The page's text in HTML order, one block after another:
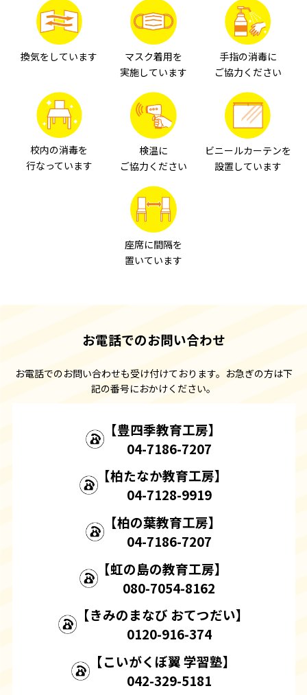
換気をしています
マスク着用を
実施しています
手指の消毒に
ご協力ください
校内の消毒を
行なっています
検温に
ご協力ください
ビニールカーテンを
設置しています
座席に間隔を
置いています
お電話でのお問い合わせ
お電話でのお問い合わせも受け付けております。お急ぎの方は下
記の番号におかけください。
【豊四季教育工房】
04-7186-7207
【柏たなか教育工房】
04-7128-9919
【柏の葉教育工房】
04-7186-7207
【虹の島の教育工房】
080-7054-8162
【きみのまなび おてつだい】
0120-916-374
【こいがくぼ翼 学習塾】
042-329-5181